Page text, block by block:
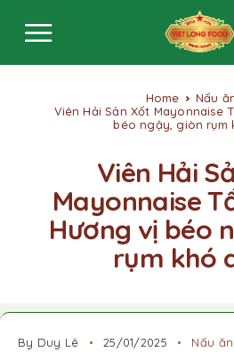
Home
Nấu
Viên Hải Sản Xốt Mayonnaise
béo ngậy, giòn rụm
Viên Hải
Mayonnaise
Hương vị béo
rụm khó
By Duy Lê 25/01/2025 Nấu ăn